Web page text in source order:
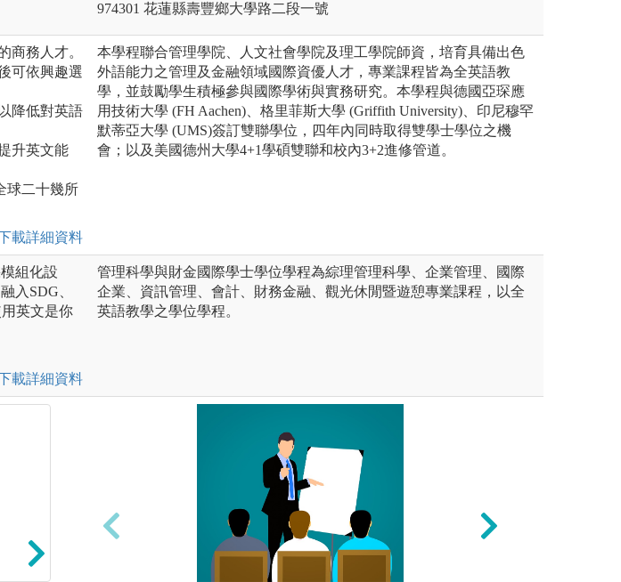
974301 花蓮縣壽豐鄉大學路二段一號
商務人才。
可依興趣選
降低對英語
升英文能
球二十幾所
載詳細資料
本學程聯合管理學院、人文社會學院及理工學院師資，培育具備出色
外語能力之管理及金融領域國際資優人才，專業課程皆為全英語教
學，並鼓勵學生積極參與國際學術與實務研究。本學程與德國亞琛應
用技術大學 (FH Aachen)、格里菲斯大學 (Griffith University)、印尼穆罕
默蒂亞大學 (UMS)簽訂雙聯學位，四年內同時取得雙學士學位之機
會；以及美國德州大學4+1學碩雙聯和校內3+2進修管道。
組化設
入SDG、
英文是你
載詳細資料
管理科學與財金國際學士學位學程為綜理管理科學、企業管理、國際
企業、資訊管理、會計、財務金融、觀光休閒暨遊憩專業課程，以全
英語教學之學位學程。